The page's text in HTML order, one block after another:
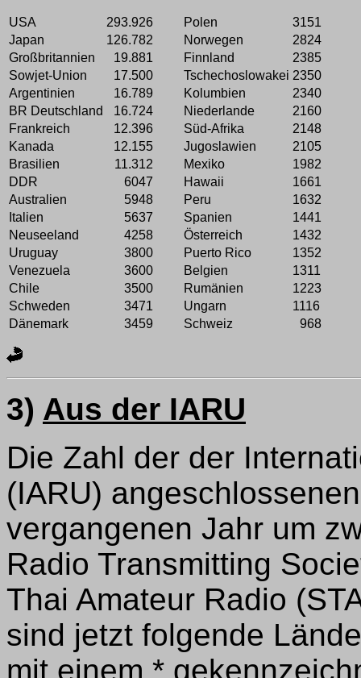
USA 293.926 Polen
3151
Japan
126.782 Norwegen
2824
Großbritannien
19.881 Finnland
2385
Sowjet-Union
17.500 Tschechoslowakei 2350
Argentinien
16.789 Kolumbien
2340
BR Deutschland
16.724 Niederlande
2160
Frankreich
12.396 Süd-Afrika
2148
Kanada
12.155 Jugoslawien
2105
Brasilien
11.312 Mexiko
1982
DDR
6047 Hawaii
1661
Australien
5948 Peru
1632
Italien
5637 Spanien
1441
Neuseeland
4258 Österreich
1432
Uruguay
3800 Puerto Rico
1352
Venezuela
3600 Belgien
1311
Chile
3500 Rumänien
1223
Schweden
3471 Ungarn
1116
Dänemark
3459 Schweiz 968
3) Aus der IARU
Die Zahl der der
(IARU)
vergangenen Jahr um
Radio Transmitting
Thai Amateur Radio
sind jetzt folgende
mit einem *